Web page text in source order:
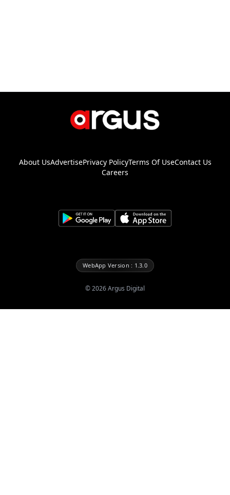
About UsAdvertisePrivacy PolicyTerms Of UseContact Us
Careers
WebApp Version : 1.3.0
©2026Argus Digital